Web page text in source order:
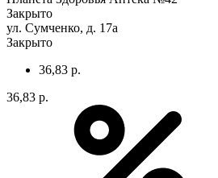
Закрыто
ул. Сумченко, д. 17а
Закрыто
36,83 р.
36,83 р.